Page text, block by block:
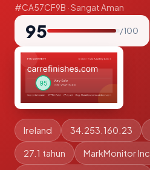
#CA57CF9B · Sangat Aman
95 / 100
Ireland 34.253.160.23
27.1 tahun MarkMonitor Inc.